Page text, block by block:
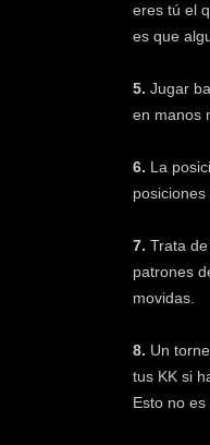
eres tú el
es que
5. Jugar
en manos
6. La
7. Trata
patrones
movidas.
8. Un
tus KK si
Esto no